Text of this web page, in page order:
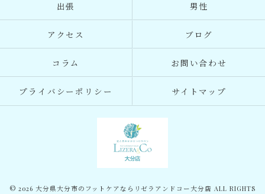
出張 男性
アクセス ブログ
コラム お問い合わせ
プライバシーポリシー サイトマップ
© 2026 大分県大分市のフットケアならリゼラアンドコー大分店 ALL RIGHTS